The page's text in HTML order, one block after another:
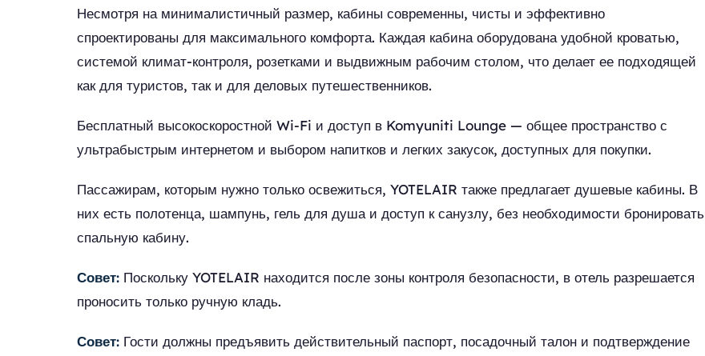
Несмотря на минималистичный размер, кабины современны, чисты и эффективно
спроектированы для максимального комфорта. Каждая кабина оборудована удобной кроватью,
системой климат-контроля, розетками и выдвижным рабочим столом, что делает ее подходящей
как для туристов, так и для деловых путешественников.
Бесплатный высокоскоростной Wi-Fi и доступ в Komyuniti Lounge — общее пространство с
ультрабыстрым интернетом и выбором напитков и легких закусок, доступных для покупки.
Пассажирам, которым нужно только освежиться, YOTELAIR также предлагает душевые кабины. В
них есть полотенца, шампунь, гель для душа и доступ к санузлу, без необходимости бронировать
спальную кабину.
Совет: Поскольку YOTELAIR находится после зоны контроля безопасности, в отель разрешается
проносить только ручную кладь.
Совет: Гости должны предъявить действительный паспорт, посадочный талон и подтверждение